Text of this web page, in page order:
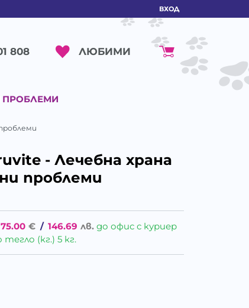
ВХОД
808 ЛЮБИМИ
ПРОБЛЕМИ
- Лечебна храна
проблеми
75.00 € / 146.69 лв. до офис с куриер
(кг.) 5 кг.